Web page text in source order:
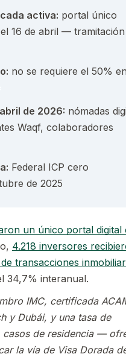
activa: portal único
16 de abril —
no se requiere el 50%
de 2026: nómadas
Waqf, colaboradores
Federal ICP cero
de 2025
un único portal digital
4.218 inversores
transacciones
34,7% interanual.
IMC, certificada
y Dubái, y una tasa de
de residencia —
la vía de Visa Dorada